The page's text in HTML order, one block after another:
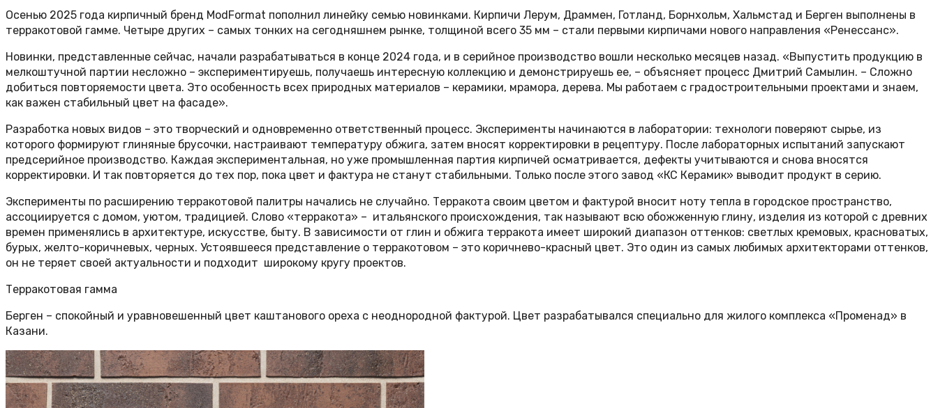
Осенью 2025 года кирпичный бренд ModFormat пополнил линейку семью новинками. Кирпичи Лерум, Драммен, Готланд, Борнхольм, Хальмстад и Берген выполнены в
терракотовой гамме. Четыре других – самых тонких на сегодняшнем рынке, толщиной всего 35 мм – стали первыми кирпичами нового направления «Ренессанс».
Новинки, представленные сейчас, начали разрабатываться в конце 2024 года, и в серийное производство вошли несколько месяцев назад. «Выпустить продукцию в
мелкоштучной партии несложно – экспериментируешь, получаешь интересную коллекцию и демонстрируешь ее, – объясняет процесс Дмитрий Самылин. – Сложно
добиться повторяемости цвета. Это особенность всех природных материалов – керамики, мрамора, дерева. Мы работаем с градостроительными проектами и знаем,
как важен стабильный цвет на фасаде».
Разработка новых видов – это творческий и одновременно ответственный процесс. Эксперименты начинаются в лаборатории: технологи поверяют сырье, из
которого формируют глиняные брусочки, настраивают температуру обжига, затем вносят корректировки в рецептуру. После лабораторных испытаний запускают
предсерийное производство. Каждая экспериментальная, но уже промышленная партия кирпичей осматривается, дефекты учитываются и снова вносятся
корректировки. И так повторяется до тех пор, пока цвет и фактура не станут стабильными. Только после этого завод «КС Керамик» выводит продукт в серию.
Эксперименты по расширению терракотовой палитры начались не случайно. Терракота своим цветом и фактурой вносит ноту тепла в городское пространство,
ассоциируется с домом, уютом, традицией. Слово «терракота» – итальянского происхождения, так называют всю обожженную глину, изделия из которой с древних
времен применялись в архитектуре, искусстве, быту. В зависимости от глин и обжига терракота имеет широкий диапазон оттенков: светлых кремовых, красноватых,
бурых, желто-коричневых, черных. Устоявшееся представление о терракотовом – это коричнево-красный цвет. Это один из самых любимых архитекторами оттенков,
он не теряет своей актуальности и подходит широкому кругу проектов.
Терракотовая гамма
Берген – спокойный и уравновешенный цвет каштанового ореха с неоднородной фактурой. Цвет разрабатывался специально для жилого комплекса «Променад» в
Казани.